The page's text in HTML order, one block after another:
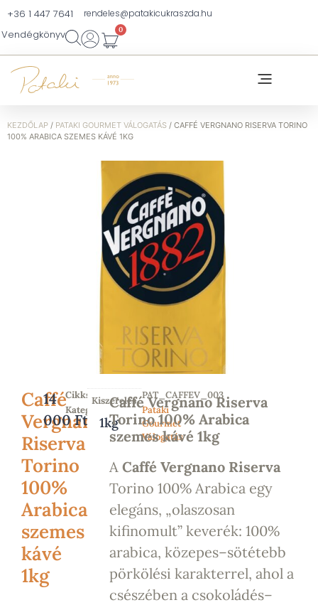
+36 1 447 7641 rendeles@patakicukraszda.hu
Vendégkönyv 0
KEZDŐLAP / PATAKI GOURMET VÁLOGATÁS / CAFFÉ VERGNANO RISERVA TORINO
100% ARABICA SZEMES KÁVÉ 1KG
Caffé
Vergnano
Riserva
Torino
100%
Arabica
szemes
kávé
1kg
14
000Ft
Cikkszám
PAT_CAFFEV_003
Kategória
Pataki
Gourmet
Válogatás
Kiszerelés
1kg
Caffé Vergnano Riserva
Torino 100% Arabica
szemes kávé 1kg
A Caffé Vergnano Riserva
Torino 100% Arabica egy
elegáns, „olaszosan
kifinomult” keverék: 100%
arabica, közepes–sötétebb
pörkölési karakterrel, ahol a
csészében a csokoládés–